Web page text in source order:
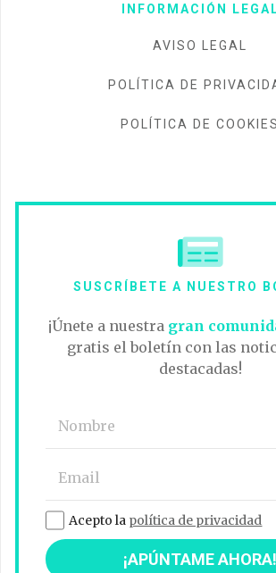
INFORMACIÓN
AVISO LEGAL
POLÍTICA DE
POLÍTICA DE COOKIES
SUSCRÍBETE A NUESTRO
¡Únete a nuestra gran
gratis el boletín con las
destacadas!
Acepto la política de privacidad